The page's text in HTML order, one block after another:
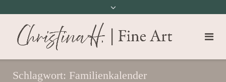
Schlagwort: Familienkalender